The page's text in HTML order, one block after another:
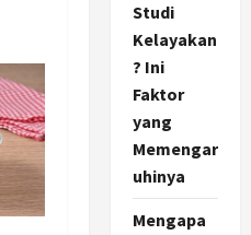
Studi
Kelayakan
? Ini
Faktor
yang
Memengar
uhinya
Mengapa